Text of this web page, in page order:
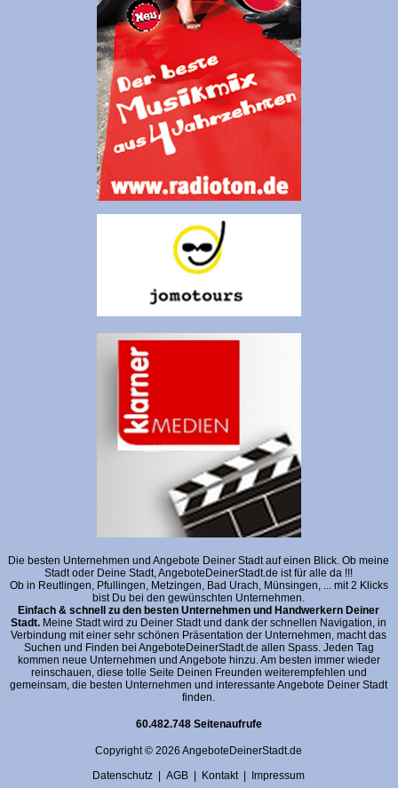
Die besten Unternehmen und Angebote Deiner Stadt auf einen Blick. Ob meine
Stadt oder Deine Stadt, AngeboteDeinerStadt.de ist für alle da !!!
Ob in Reutlingen, Pfullingen, Metzingen, Bad Urach, Münsingen, ... mit 2 Klicks
bist Du bei den gewünschten Unternehmen.
Einfach & schnell zu den besten Unternehmen und Handwerkern Deiner
Stadt. Meine Stadt wird zu Deiner Stadt und dank der schnellen Navigation, in
Verbindung mit einer sehr schönen Präsentation der Unternehmen, macht das
Suchen und Finden bei AngeboteDeinerStadt.de allen Spass. Jeden Tag
kommen neue Unternehmen und Angebote hinzu. Am besten immer wieder
reinschauen, diese tolle Seite Deinen Freunden weiterempfehlen und
gemeinsam, die besten Unternehmen und interessante Angebote Deiner Stadt
finden.
60.482.748 Seitenaufrufe
Copyright © 2026 AngeboteDeinerStadt.de
Datenschutz |AGB | Kontakt| Impressum